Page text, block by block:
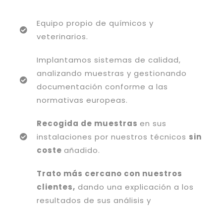
Equipo propio de químicos y
veterinarios.
Implantamos sistemas de calidad,
analizando muestras y gestionando
documentación conforme a las
normativas europeas.
Recogida de muestras en sus
instalaciones por nuestros técnicos sin
coste añadido.
Trato más cercano con nuestros
clientes, dando una explicación a los
resultados de sus análisis y